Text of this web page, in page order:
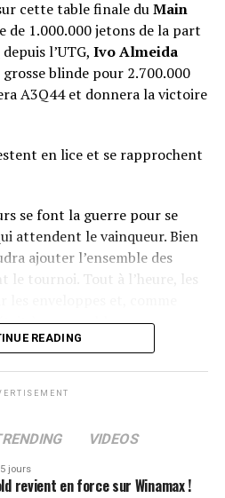
cette table finale duMain
de 1.000.000 jetons de la part
l’UTG, Ivo Almeida
blinde pour 2.700.000
A3Q44 et donnera la victoire
en lice et se rapprochent
se font la guerre pour se
attendent le vainqueur. Bien
ajouter l’ensemble des
tournoi. Tout à l’heure, les
à son comble.
READING
VIDEOS
jours
revient en force sur Winamax !